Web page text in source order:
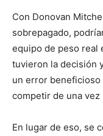
Con Donovan
sobrepagado,
equipo de peso real
tuvieron la decisión
un error beneficioso
competir de una vez
En lugar de eso, se